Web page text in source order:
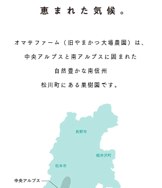
オマサファーム（旧やまかつ大場農園）は、
中央アルプスと南アルプスに囲まれた
自然豊かな南信州
松川町にある果樹園です。